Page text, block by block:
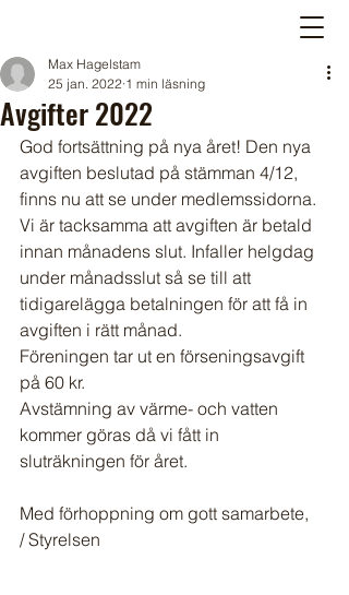
Avgifter 2022
Max Hagelstam
25 jan. 2022 1 min läsning
God fortsättning på nya året! Den nya
avgiften beslutad på stämman 4/12,
finns nu att se under medlemssidorna.
Vi är tacksamma att avgiften är betald
innan månadens slut. Infaller helgdag
under månadsslut så se till att
tidigarelägga betalningen för att få in
avgiften i rätt månad.
Föreningen tar ut en förseningsavgift
på 60 kr.
Avstämning av värme- och vatten
kommer göras då vi fått in
sluträkningen för året.
Med förhoppning om gott samarbete,
/ Styrelsen